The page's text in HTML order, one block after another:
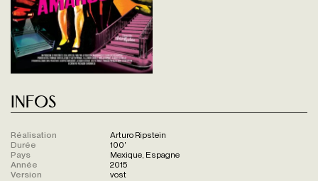
Infos
Réalisation
Arturo Ripstein
Durée
100'
Pays
Mexique, Espagne
Année
2015
Version
vost